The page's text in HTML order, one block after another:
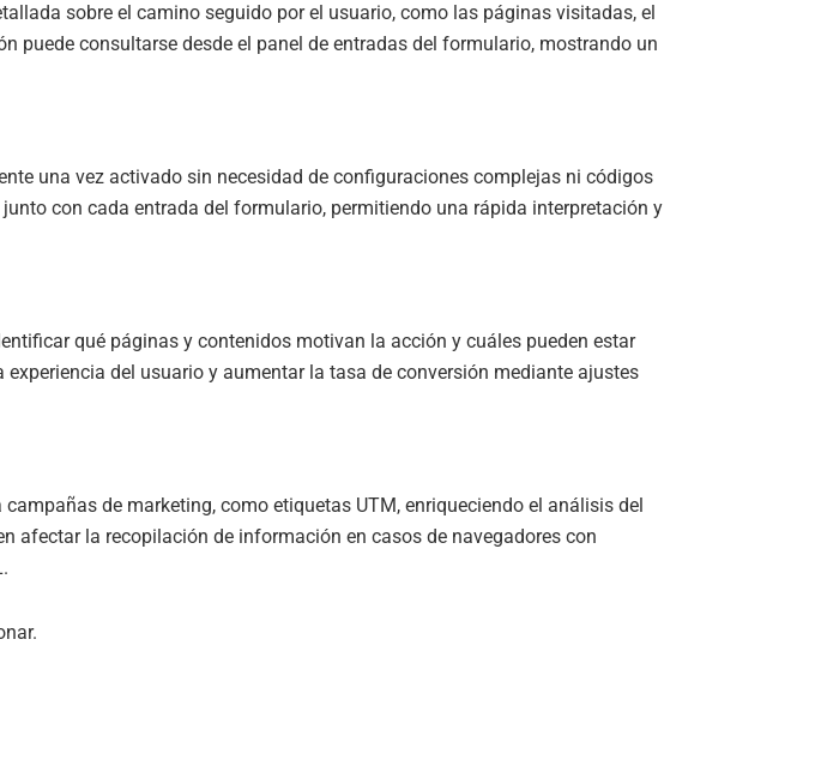
sobre el camino seguido por el usuario, como las páginas visitadas, el
puede consultarse desde el panel de entradas del formulario, mostrando un
una vez activado sin necesidad de configuraciones complejas ni códigos
con cada entrada del formulario, permitiendo una rápida interpretación y
qué páginas y contenidos motivan la acción y cuáles pueden estar
del usuario y aumentar la tasa de conversión mediante ajustes
de marketing, como etiquetas UTM, enriqueciendo el análisis del
afectar la recopilación de información en casos de navegadores con